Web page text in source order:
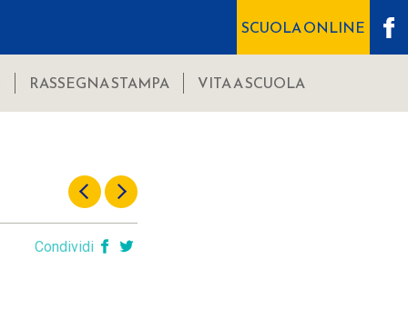
SCUOLA ONLINE
RASSEGNA STAMPA VITA A SCUOLA
Condividi